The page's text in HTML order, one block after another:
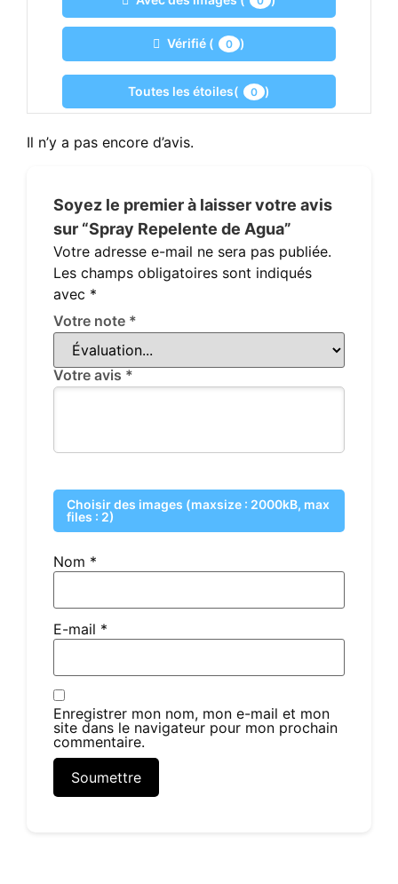
Vérifié ( 0 )
Toutes les étoiles( 0 )
Il n’y a pas encore d’avis.
Soyez le premier à laisser votre avis
sur “Spray Repelente de Agua”
Votre adresse e-mail ne sera pas publiée.
Les champs obligatoires sont indiqués
avec *
Votre note *
Votre avis *
Choisir des images (maxsize : 2000kB, max
files : 2)
Nom *
E-mail *
Enregistrer mon nom, mon e-mail et mon
site dans le navigateur pour mon prochain
commentaire.